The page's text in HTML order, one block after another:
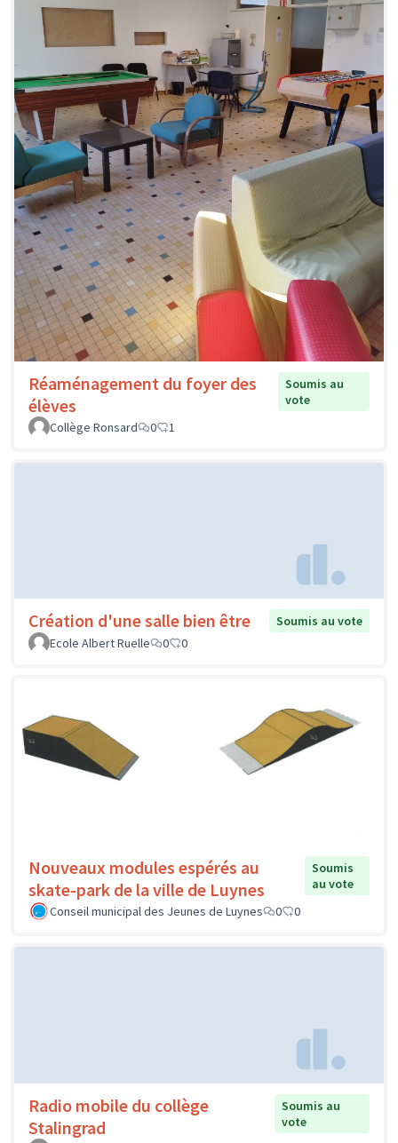
Réaménagement du foyer des
élèves
Soumis au
vote
Collège Ronsard
0 1
Création d'une salle bien être
Soumis au vote
Ecole Albert Ruelle
0 0
Nouveaux modules espérés au
skate-park de la ville de Luynes
Soumis
au vote
Conseil municipal des Jeunes de Luynes
0 0
Radio mobile du collège
Stalingrad
Soumis au
vote